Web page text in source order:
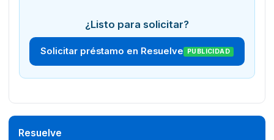
¿Listo para solicitar?
Solicitar préstamo en Resuelve PUBLICIDAD
Resuelve